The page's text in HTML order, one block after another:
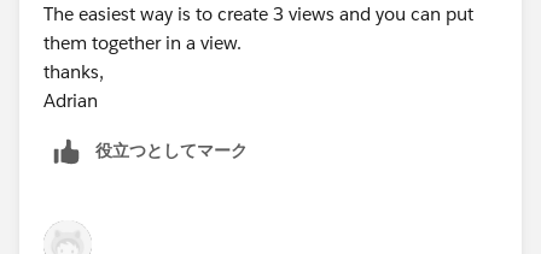
The easiest way is to create 3 views and you can put
them together in a view.
thanks,
Adrian
役立つとしてマーク